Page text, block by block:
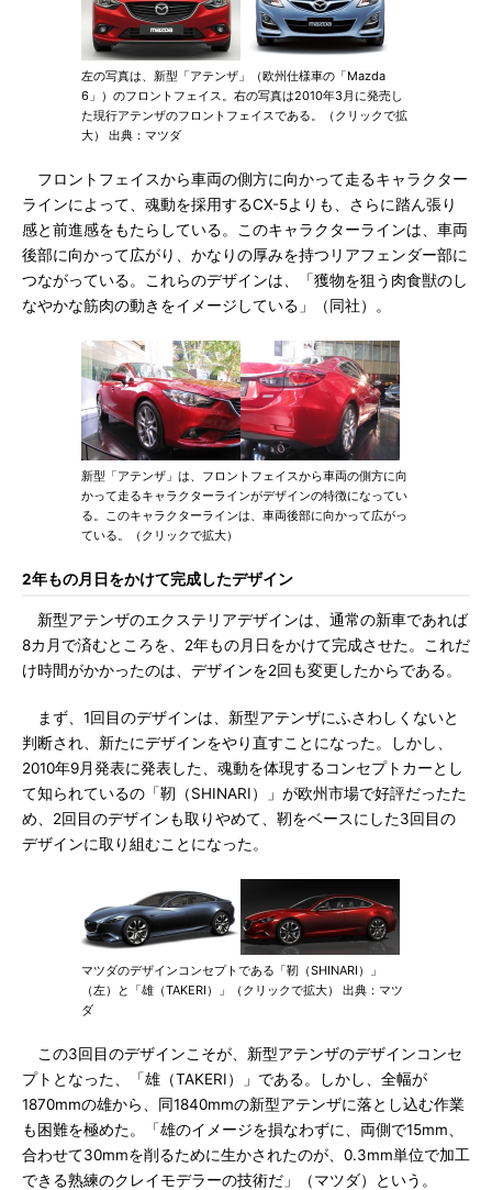
左の写真は、新型「アテンザ」（欧州仕様車の「Mazda
6」）のフロントフェイス。右の写真は2010年3月に発売し
た現行アテンザのフロントフェイスである。（クリックで拡
大） 出典：マツダ
フロントフェイスから車両の側方に向かって走るキャラクター
ラインによって、魂動を採用するCX-5よりも、さらに踏ん張り
感と前進感をもたらしている。このキャラクターラインは、車両
後部に向かって広がり、かなりの厚みを持つリアフェンダー部に
つながっている。これらのデザインは、「獲物を狙う肉食獣のし
なやかな筋肉の動きをイメージしている」（同社）。
新型「アテンザ」は、フロントフェイスから車両の側方に向
かって走るキャラクターラインがデザインの特徴になってい
る。このキャラクターラインは、車両後部に向かって広がっ
ている。（クリックで拡大）
2年もの月日をかけて完成したデザイン
新型アテンザのエクステリアデザインは、通常の新車であれば
8カ月で済むところを、2年もの月日をかけて完成させた。これだ
け時間がかかったのは、デザインを2回も変更したからである。
まず、1回目のデザインは、新型アテンザにふさわしくないと
判断され、新たにデザインをやり直すことになった。しかし、
2010年9月発表に発表した、魂動を体現するコンセプトカーとし
て知られているの「靭（SHINARI）」が欧州市場で好評だったた
め、2回目のデザインも取りやめて、靭をベースにした3回目の
デザインに取り組むことになった。
マツダのデザインコンセプトである「靭（SHINARI）」
（左）と「雄（TAKERI）」（クリックで拡大） 出典：マツ
ダ
この3回目のデザインこそが、新型アテンザのデザインコンセ
プトとなった、「雄（TAKERI）」である。しかし、全幅が
1870mmの雄から、同1840mmの新型アテンザに落とし込む作業
も困難を極めた。「雄のイメージを損なわずに、両側で15mm、
合わせて30mmを削るために生かされたのが、0.3mm単位で加工
できる熟練のクレイモデラーの技術だ」（マツダ）という。